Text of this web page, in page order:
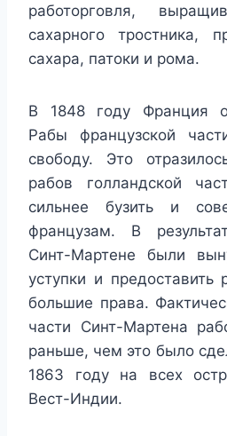
работорговля,
сахарного тростника,
сахара, патоки и рома.
В 1848 году Франция
Рабы французской
свободу. Это
рабов голландской
сильнее бузить и
французам. В
Синт-Мартене были
уступки и предоставить
большие права.
части Синт-Мартена
раньше, чем это было
1863 году на всех
Вест-Индии.